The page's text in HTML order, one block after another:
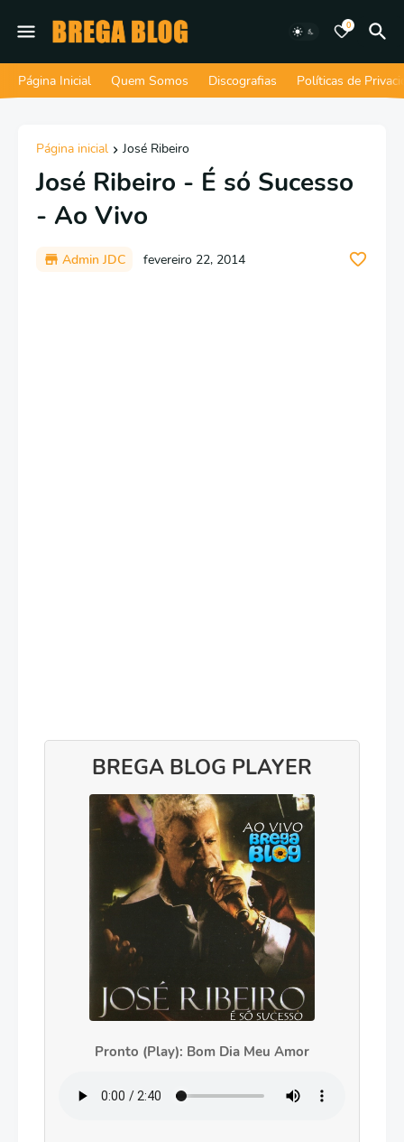
0
Página Inicial Quem Somos Discografias Políticas de
Página inicial José Ribeiro
José Ribeiro - É só Sucesso
- Ao Vivo
Admin JDC fevereiro 22, 2014
BREGA BLOG PLAYER
Pronto (Play): Bom Dia Meu Amor